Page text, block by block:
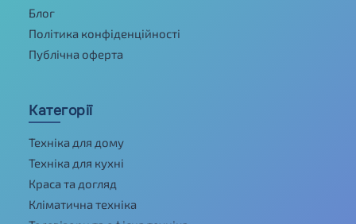
Блог
Політика конфіденційності
Публічна оферта
Категорії
Техніка для дому
Техніка для кухні
Краса та догляд
Кліматична техніка